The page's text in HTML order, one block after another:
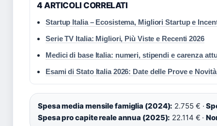
4 ARTICOLI CORRELATI
Startup Italia – Ecosistema, Migliori Startup e
Serie TV Italia: Migliori, Più Viste e Recenti 2026
Medici di base Italia: numeri, stipendi e carenza
Esami di Stato Italia 2026: Date delle Prove e Novità
Spesa media mensile famiglia (2024): 2.755 € ·
Spesa pro capite reale annua (2025): 22.114 € ·